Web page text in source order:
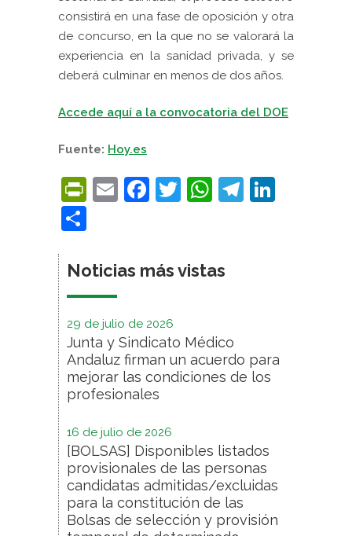
consistirá en una fase de oposición y otra
de concurso, en la que no se valorará la
experiencia en la sanidad privada, y se
deberá culminar en menos de dos años.
Accede aquí a la convocatoria del DOE
Fuente: Hoy.es
PrintFriendly
EmailFacebook
Twitter
WhatsApp
Noticias más vistas
29 de julio de 2026
Junta y Sindicato Médico
Andaluz firman un acuerdo para
mejorar las condiciones de los
profesionales
16 de julio de 2026
[BOLSAS] Disponibles listados
provisionales de las personas
candidatas admitidas/excluidas
para la constitución de las
Bolsas de selección y provisión